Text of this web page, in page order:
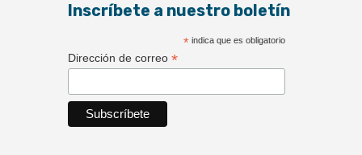
Inscríbete a nuestro boletín
*indica que es obligatorio
Dirección de correo *